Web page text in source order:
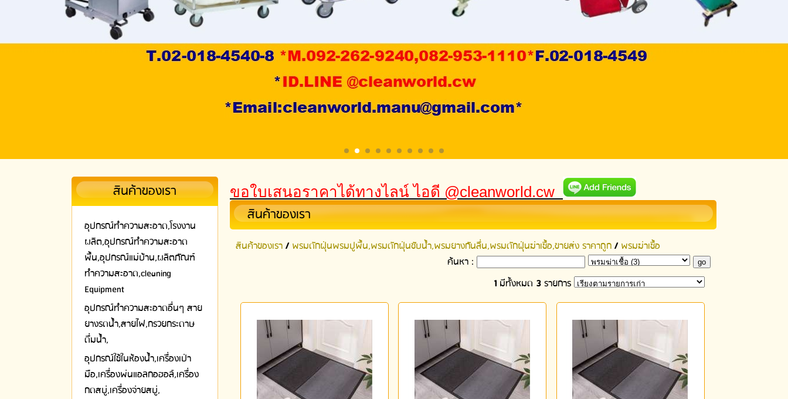
สินค้าของเรา
อุปกรณ์ทําความสะอาด,โรงงาน
ผลิต,อุปกรณ์ทําความสะอาด
พื้น,อุปกรณ์แม่บ้าน,ผลิตภัณฑ์
ทำความสะอาด,cleaning
Equipment
อุปกรณ์ทำความสะอาดอื่นๆ สาย
ยางรดน้ำ,สายไฟ,กรวยกระดาษ
ดื่มน้ำ,
อุปกรณ์ใช้ในห้องน้ำ,เครื่องเป่า
มือ,เครื่องพ่นแอลกอฮอล์,เครื่อง
กดสบู่,เครื่องจ่ายสบู่,
ขอใบเสนอราคาได้ทางไลน์ ไอดี @cleanworld.cw
สินค้าของเรา
สินค้าของเรา/พรมดักฝุ่นพรมปูพื้น,พรมดักฝุ่นซับน้ำ,พรมยางกันลื่น,พรมดักฝุ่นฆ่าเชื้อ,ขายส่ง ราคาถูก/พรมฆ่าเชื้อ
ค้นหา :
1 มีทั้งหมด 3รายการ